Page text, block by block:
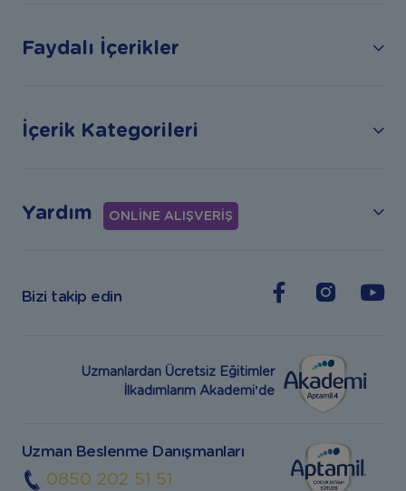
Faydalı İçerikler
İçerik Kategorileri
Yardım ONLİNE ALIŞVERİŞ
Bizi takip edin
Uzmanlardan Ücretsiz Eğitimler
İlkadımlarım Akademi’de
Uzman Beslenme Danışmanları
0850 202 51 51